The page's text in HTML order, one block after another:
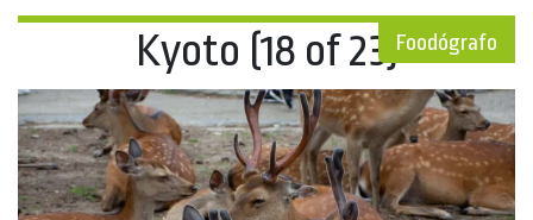
Foodógrafo
Kyoto (18 of 23)